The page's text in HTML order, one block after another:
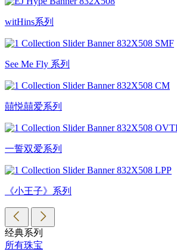
witHins系列
See Me Fly 系列
囍悦囍爱系列
一誓双爱系列
《小王子》系列
经典系列
所有珠宝